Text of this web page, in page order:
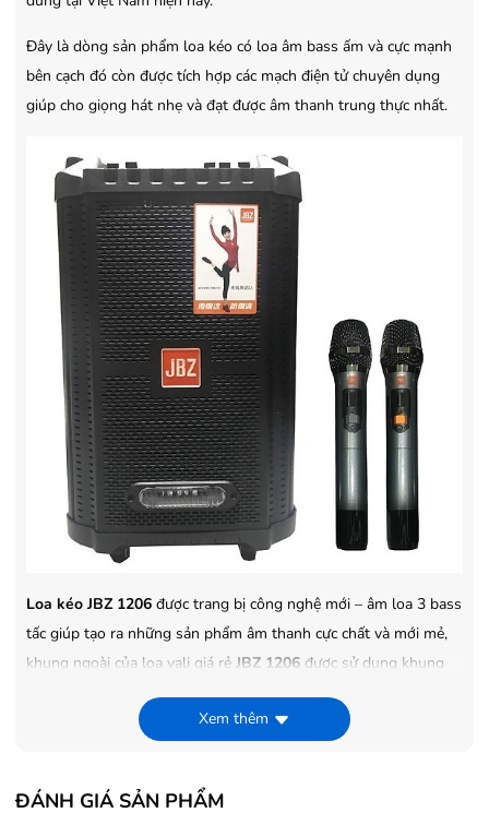
Đây là dòng sản phẩm loa kéo có loa âm bass ấm và cực mạnh
bên cạch đó còn được tích hợp các mạch điện tử chuyên dụng
giúp cho giọng hát nhẹ và đạt được âm thanh trung thực nhất.
Loa kéo JBZ 1206 được trang bị công nghệ mới – âm loa 3 bass
tấc giúp tạo ra những sản phẩm âm thanh cực chất và mới mẻ,
khung ngoài của loa vali giá rẻ JBZ 1206 được sử dụng khung
chất liệu nhựa ABS cực kỳ thân thiện với môi trường. Bên ngoài
của loa được sử dụng một lớp sơn bóng giúp làm tăng lên vẻ
Xem thêm
ĐÁNH GIÁ SẢN PHẨM